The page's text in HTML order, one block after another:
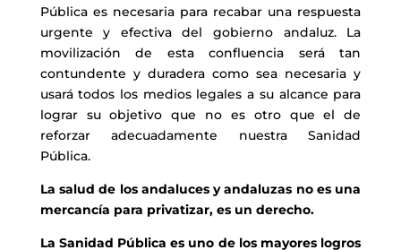
Pública es necesaria para recabar una respuesta
urgente y efectiva del gobierno andaluz. La
movilización de esta confluencia será tan
contundente y duradera como sea necesaria y
usará todos los medios legales a su alcance para
lograr su objetivo que no es otro que el de
reforzar adecuadamente nuestra Sanidad
Pública.
La salud de los andaluces y andaluzas no es una
mercancía para privatizar, es un derecho.
La Sanidad Pública es uno de los mayores logros